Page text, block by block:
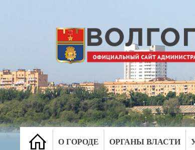
О ГОРОДЕ ОРГАНЫ ВЛАСТИ